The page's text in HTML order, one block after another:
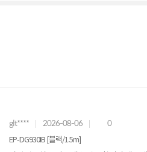
glt**** 2026-08-06 0
EP-DG930IB [블랙/1.5m]